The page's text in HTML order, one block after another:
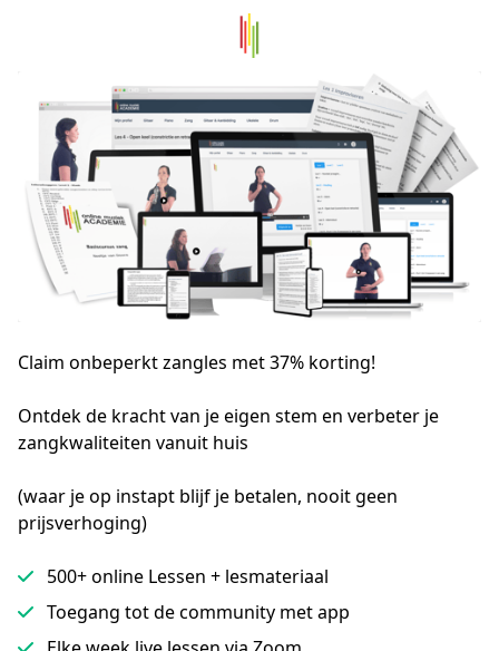
Claim onbeperkt zangles met 37% korting!
Ontdek de kracht van je eigen stem en verbeter je
zangkwaliteiten vanuit huis
(waar je op instapt blijf je betalen, nooit geen
prijsverhoging)
500+ online Lessen + lesmateriaal
Toegang tot de community met app